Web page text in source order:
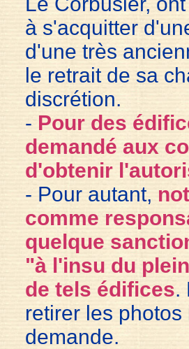
à s'acquitter
d'une très
le retrait de sa
discrétion.
- Pour des
demandé aux
d'obtenir
- Pour autant,
comme
quelque
"à l'insu du
de tels édifices.
retirer les
demande.